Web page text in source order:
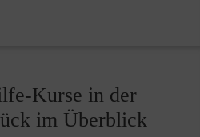
Kurse in der
im Überblick